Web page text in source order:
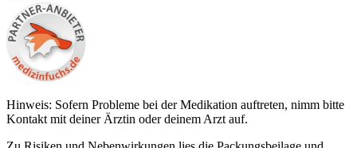
Hinweis: Sofern Probleme bei der Medikation auftreten, nimm bitte
Kontakt mit deiner Ärztin oder deinem Arzt auf.